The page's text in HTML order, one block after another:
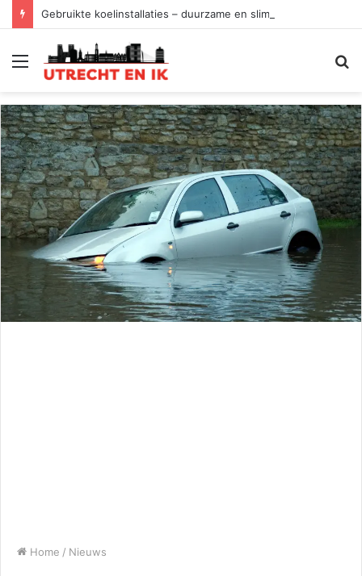
Gebruikte koelinstallaties – duurzame en slimme keuze
Menu
Home / Nieuws